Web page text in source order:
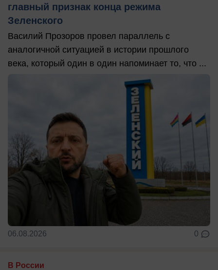
главный признак конца режима
Зеленского
Василий Прозоров провел параллель с
аналогичной ситуацией в истории прошлого
века, который один в один напоминает то, что ...
06.08.2026 0
В России